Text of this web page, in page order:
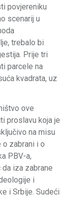
povjereniku
scenarij u
trebalo bi
Prije tri
parcele na
kvadrata, uz
ove
proslavu koja je
na misu
o zabrani i o
PBV-a,
iza zabrane
i
i Srbije. Sudeći